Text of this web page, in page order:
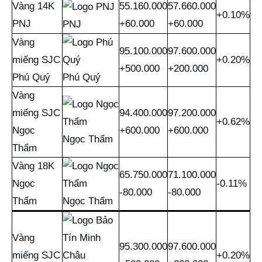
Vàng 14K
PNJ
PNJ
55.160.000
+60.000
57.660.000
+60.000
+0.10%
Vàng
miếng SJC
Phú Quý
Phú Quý
95.100.000
+500.000
97.600.000
+200.000
+0.20%
Vàng
miếng SJC
Ngọc
Thẩm
Ngọc Thẩm
94.400.000
+600.000
97.200.000
+600.000
+0.62%
Vàng 18K
Ngọc
Thẩm
Ngọc Thẩm
65.750.000
-80.000
71.100.000
-80.000
-0.11%
Vàng
miếng SJC
95.300.00097.600.000
+0.20%